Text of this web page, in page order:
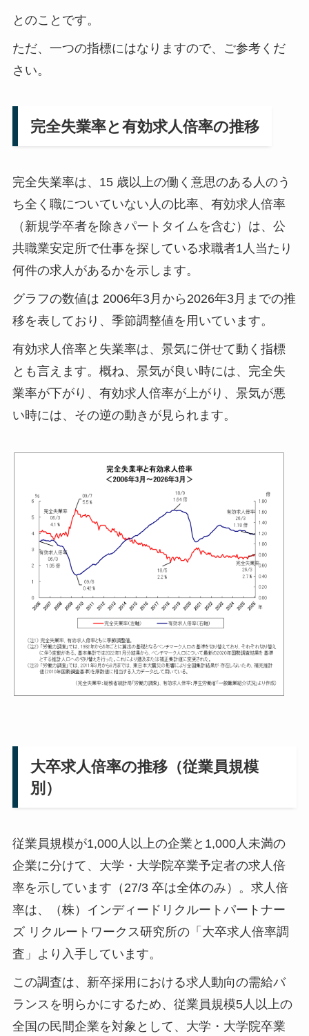
とのことです。
ただ、一つの指標にはなりますので、ご参考くだ
さい。
完全失業率と有効求人倍率の推移
完全失業率は、15 歳以上の働く意思のある人のう
ち全く職についていない人の比率、有効求人倍率
（新規学卒者を除きパートタイムを含む）は、公
共職業安定所で仕事を探している求職者1人当たり
何件の求人があるかを示します。
グラフの数値は 2006年3月から2026年3月までの推
移を表しており、季節調整値を用いています。
有効求人倍率と失業率は、景気に併せて動く指標
とも言えます。概ね、景気が良い時には、完全失
業率が下がり、有効求人倍率が上がり、景気が悪
い時には、その逆の動きが見られます。
大卒求人倍率の推移（従業員規模
別）
従業員規模が1,000人以上の企業と1,000人未満の
企業に分けて、大学・大学院卒業予定者の求人倍
率を示しています（27/3 卒は全体のみ）。求人倍
率は、（株）インディードリクルートパートナー
ズ リクルートワークス研究所の「大卒求人倍率調
査」より入手しています。
この調査は、新卒採用における求人動向の需給バ
ランスを明らかにするため、従業員規模5人以上の
全国の民間企業を対象として、大学・大学院卒業